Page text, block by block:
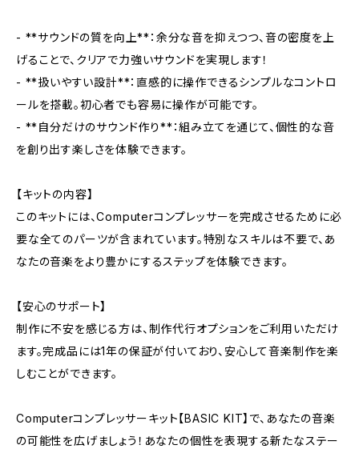
- **サウンドの質を向上**：余分な音を抑えつつ、音の密度を上
げることで、クリアで力強いサウンドを実現します！
- **扱いやすい設計**：直感的に操作できるシンプルなコントロ
ールを搭載。初心者でも容易に操作が可能です。
- **自分だけのサウンド作り**：組み立てを通じて、個性的な音
を創り出す楽しさを体験できます。
【キットの内容】
このキットには、Computerコンプレッサーを完成させるために必
要な全てのパーツが含まれています。特別なスキルは不要で、あ
なたの音楽をより豊かにするステップを体験できます。
【安心のサポート】
制作に不安を感じる方は、制作代行オプションをご利用いただけ
ます。完成品には1年の保証が付いており、安心して音楽制作を楽
しむことができます。
Computerコンプレッサーキット【BASIC KIT】で、あなたの音楽
の可能性を広げましょう！あなたの個性を表現する新たなステー